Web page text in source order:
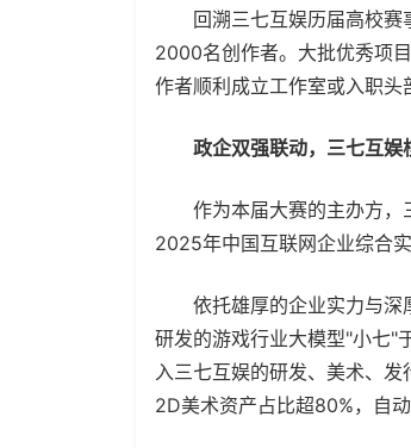
回溯三七互娱历届高校赛
2000名创作者。大批优秀项
作者顺利成立工作室或入职头
政企双强联动，三七互娱
作为本届大赛的主办方，
2025年中国互联网企业综合
依托雄厚的企业实力与深
研发的游戏行业大模型"小七"
入三七互娱的研发、美术、
2D美术资产占比超80%，自